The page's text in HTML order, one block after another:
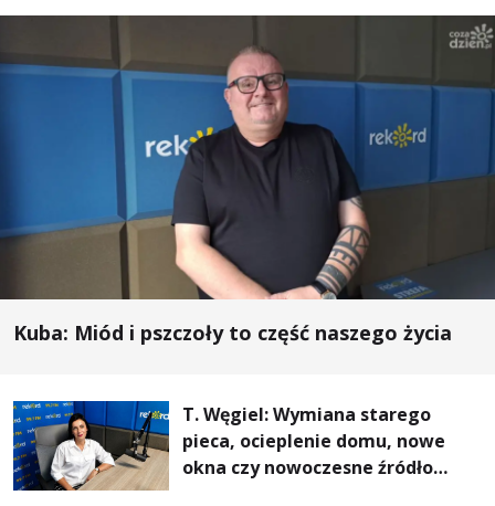
Kuba: Miód i pszczoły to część naszego życia
T. Węgiel: Wymiana starego
pieca, ocieplenie domu, nowe
okna czy nowoczesne źródło